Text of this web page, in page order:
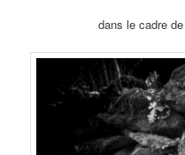
dans le cadre de